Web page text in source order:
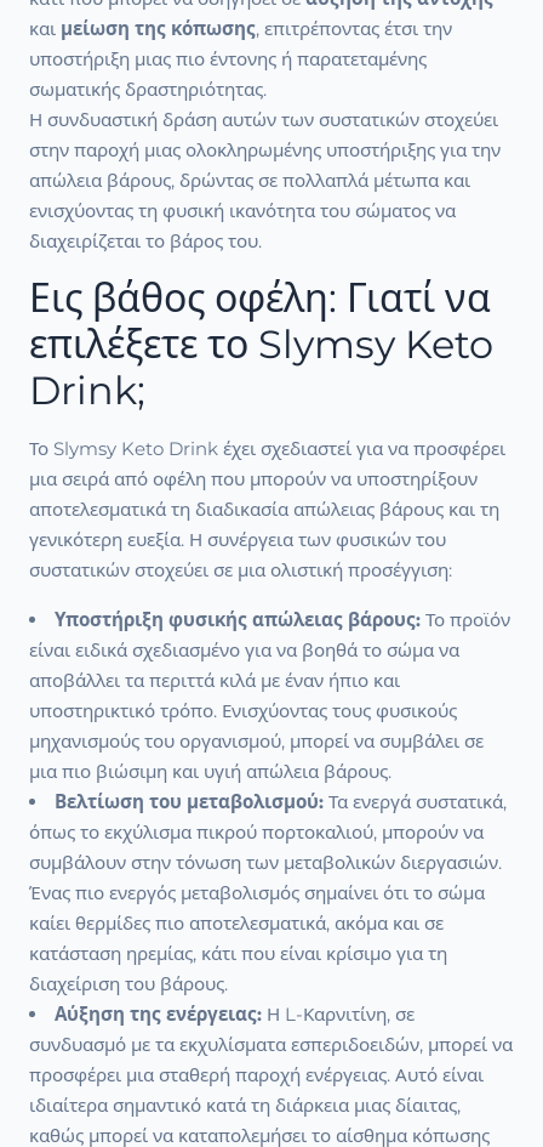
και μείωση της κόπωσης, επιτρέποντας έτσι την
υποστήριξη μιας πιο έντονης ή παρατεταμένης
σωματικής δραστηριότητας.
Η συνδυαστική δράση αυτών των συστατικών στοχεύει
στην παροχή μιας ολοκληρωμένης υποστήριξης για την
απώλεια βάρους, δρώντας σε πολλαπλά μέτωπα και
ενισχύοντας τη φυσική ικανότητα του σώματος να
διαχειρίζεται το βάρος του.
Εις βάθος οφέλη: Γιατί να
επιλέξετε το Slymsy Keto
Drink;
Το Slymsy Keto Drink έχει σχεδιαστεί για να προσφέρει
μια σειρά από οφέλη που μπορούν να υποστηρίξουν
αποτελεσματικά τη διαδικασία απώλειας βάρους και τη
γενικότερη ευεξία. Η συνέργεια των φυσικών του
συστατικών στοχεύει σε μια ολιστική προσέγγιση:
Υποστήριξη φυσικής απώλειας βάρους: Το προϊόν
είναι ειδικά σχεδιασμένο για να βοηθά το σώμα να
αποβάλλει τα περιττά κιλά με έναν ήπιο και
υποστηρικτικό τρόπο. Ενισχύοντας τους φυσικούς
μηχανισμούς του οργανισμού, μπορεί να συμβάλει σε
μια πιο βιώσιμη και υγιή απώλεια βάρους.
Βελτίωση του μεταβολισμού: Τα ενεργά συστατικά,
όπως το εκχύλισμα πικρού πορτοκαλιού, μπορούν να
συμβάλουν στην τόνωση των μεταβολικών διεργασιών.
Ένας πιο ενεργός μεταβολισμός σημαίνει ότι το σώμα
καίει θερμίδες πιο αποτελεσματικά, ακόμα και σε
κατάσταση ηρεμίας, κάτι που είναι κρίσιμο για τη
διαχείριση του βάρους.
Αύξηση της ενέργειας: Η L-Καρνιτίνη, σε
συνδυασμό με τα εκχυλίσματα εσπεριδοειδών, μπορεί να
προσφέρει μια σταθερή παροχή ενέργειας. Αυτό είναι
ιδιαίτερα σημαντικό κατά τη διάρκεια μιας δίαιτας,
καθώς μπορεί να καταπολεμήσει το αίσθημα κόπωσης